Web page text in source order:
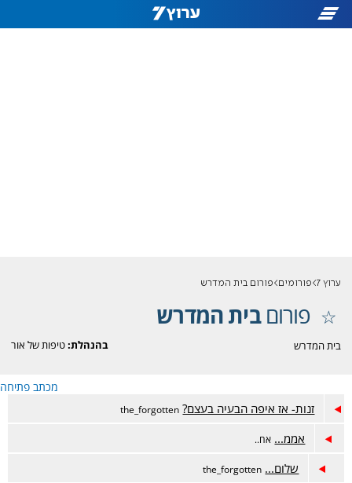
ערוץ 7 פורומים פורום בית המדרש
פורוםבית המדרש
בהנהלת:טיפות של אור בית המדרש
מכתב פתיחה
זנות- אז איפה הבעיה בעצם? the_forgotten
אממ... אח..
שלום... the_forgotten